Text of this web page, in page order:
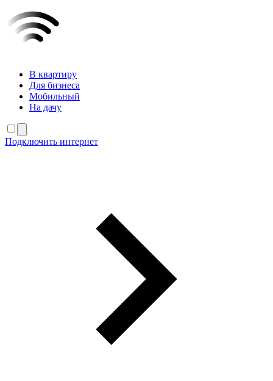
В квартиру
Для бизнеса
Мобильный
На дачу
Подключить интернет